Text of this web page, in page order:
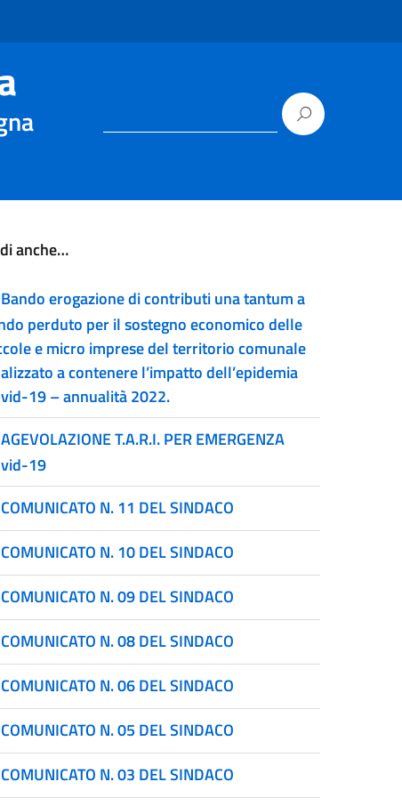
anche…
Bando erogazione di contributi una tantum a
perduto per il sostegno economico delle
e micro imprese del territorio comunale
a contenere l’impatto dell’epidemia
19 – annualità 2022.
AGEVOLAZIONE T.A.R.I. PER EMERGENZA
19
COMUNICATO N. 11 DEL SINDACO
COMUNICATO N. 10 DEL SINDACO
COMUNICATO N. 09 DEL SINDACO
COMUNICATO N. 08 DEL SINDACO
COMUNICATO N. 06 DEL SINDACO
COMUNICATO N. 05 DEL SINDACO
COMUNICATO N. 03 DEL SINDACO